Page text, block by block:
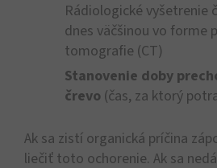
Rádiologické vyšetrenie
dnes väčšinou vo forme
tomografie (CT)
Stanovenie doby
črevo (čas, za ktorý
Ak sa zistí organická príčina
liečiť toto ochorenie. Ak sa